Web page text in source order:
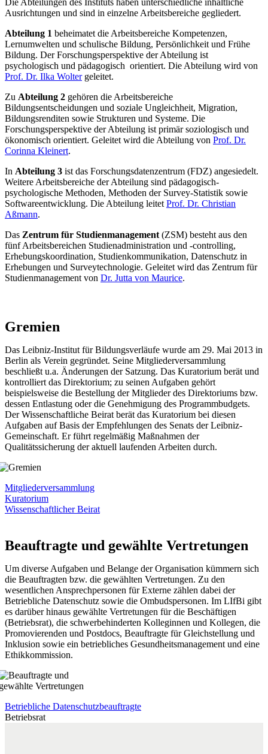
Ausrichtungen und sind in einzelne Arbeitsbereiche gegliedert.
Abteilung 1 beheimatet die Arbeitsbereiche Kompetenzen,
Lernumwelten und schulische Bildung, Persönlichkeit und Frühe
Bildung. Der Forschungsperspektive der Abteilung ist
psychologisch und pädagogisch orientiert. Die Abteilung wird von
Prof. Dr. Ilka Woltergeleitet.
Zu Abteilung 2 gehören die Arbeitsbereiche
Bildungsentscheidungen und soziale Ungleichheit, Migration,
Bildungsrenditen sowie Strukturen und Systeme. Die
Forschungsperspektive der Abteilung ist primär soziologisch und
ökonomisch orientiert. Geleitet wird die Abteilung von Prof. Dr.
Corinna Kleinert.
In Abteilung 3 ist das Forschungsdatenzentrum (FDZ) angesiedelt.
Weitere Arbeitsbereiche der Abteilung sind pädagogisch-
psychologische Methoden, Methoden der Survey-Statistik sowie
Softwareentwicklung. Die Abteilung leitet Prof. Dr. Christian
Aßmann.
Das Zentrum für Studienmanagement (ZSM) besteht aus den
fünf Arbeitsbereichen Studienadministration und -controlling,
Erhebungskoordination, Studienkommunikation, Datenschutz in
Erhebungen und Surveytechnologie. Geleitet wird das Zentrum für
Studienmanagement von Dr. Jutta von Maurice.
Gremien
Das Leibniz-Institut für Bildungsverläufe wurde am 29. Mai 2013 in
Berlin als Verein gegründet. Seine Mitgliederversammlung
beschließt u.a. Änderungen der Satzung. Das Kuratorium berät und
kontrolliert das Direktorium; zu seinen Aufgaben gehört
beispielsweise die Bestellung der Mitglieder des Direktoriums bzw.
dessen Entlastung oder die Genehmigung des Programmbudgets.
Der Wissenschaftliche Beirat berät das Kuratorium bei diesen
Aufgaben auf Basis der Empfehlungen des Senats der Leibniz-
Gemeinschaft. Er führt regelmäßig Maßnahmen der
Qualitätssicherung der aktuell laufenden Arbeiten durch.
Mitgliederversammlung
Kuratorium
Wissenschaftlicher Beirat
Beauftragte und gewählte Vertretungen
Um diverse Aufgaben und Belange der Organisation kümmern sich
die Beauftragten bzw. die gewählten Vertretungen. Zu den
wesentlichen Ansprechpersonen für Externe zählen dabei der
Betriebliche Datenschutz sowie die Ombudspersonen. Im LIfBi gibt
es darüber hinaus gewählte Vertretungen für die Beschäftigen
(Betriebsrat), die schwerbehinderten Kolleginnen und Kollegen, die
Promovierenden und Postdocs, Beauftragte für Gleichstellung und
Inklusion sowie ein betriebliches Gesundheitsmanagement und eine
Ethikkommission.
Betriebliche Datenschutzbeauftragte
Betriebsrat